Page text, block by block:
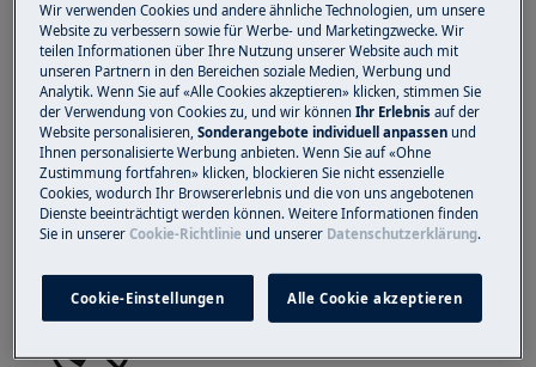
WARNUNG!FEUERGEFAHR
Setzen Sie den Akku keinen Flammen, Funken
oder direktem Sonnenlicht aus. Bewahren Sie
Wir verwenden Cookies und andere ähnliche Technologien, um unsere
Website zu verbessern sowie für Werbe- und Marketingzwecke. Wir
teilen Informationen über Ihre Nutzung unserer Website auch mit
unseren Partnern in den Bereichen soziale Medien, Werbung und
Analytik. Wenn Sie auf «Alle Cookies akzeptieren» klicken, stimmen Sie
der Verwendung von Cookies zu, und wir könnenIhr Erlebnisauf der
Website personalisieren,Sonderangebote individuell anpassen und
Ihnen personalisierte Werbung anbieten. Wenn Sie auf «Ohne
Zustimmung fortfahren» klicken, blockieren Sie nicht essenzielle
Cookies, wodurch Ihr Browsererlebnis und die von uns angebotenen
Dienste beeinträchtigt werden können. Weitere Informationen finden
Sie in unsererCookie-Richtlinie und unserer Datenschutzerklärung.
Cookie-Einstellungen Alle Cookie akzeptieren